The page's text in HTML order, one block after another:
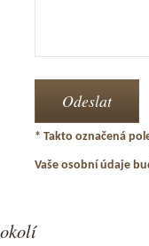
* Takto označená
Vaše osobní údaje